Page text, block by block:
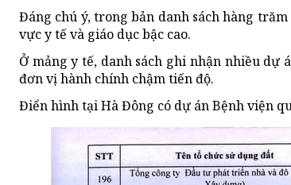
Đáng chú ý, trong bản danh sách hàng
vực y tế và giáo dục bậc cao.
Ở mảng y tế, danh sách ghi nhận nhiều dự
đơn vị hành chính chậm tiến độ.
Điển hình tại Hà Đông có dự án Bệnh viện